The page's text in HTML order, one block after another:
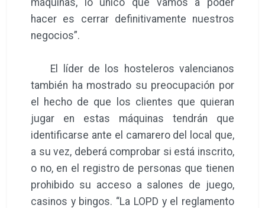
hacer es cerrar definitivamente nuestros
negocios”.
El líder de los hosteleros valencianos
también ha mostrado su preocupación por
el hecho de que los clientes que quieran
jugar en estas máquinas tendrán que
identificarse ante el camarero del local que,
a su vez, deberá comprobar si está inscrito,
o no, en el registro de personas que tienen
prohibido su acceso a salones de juego,
casinos y bingos. “La LOPD y el reglamento